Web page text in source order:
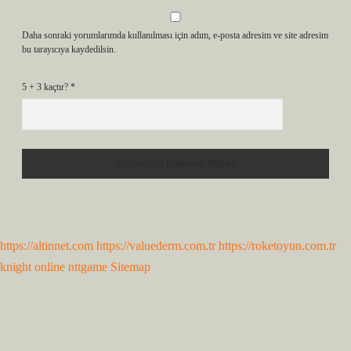
Daha sonraki yorumlarımda kullanılması için adım, e-posta adresim ve site adresim
bu tarayıcıya kaydedilsin.
5 + 3 kaçtır? *
https://altinnet.com https://valuederm.com.tr https://roketoyun.com.tr
knight online nttgame Sitemap